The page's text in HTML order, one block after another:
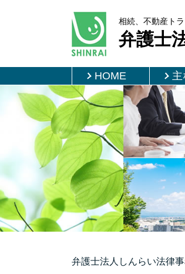
相続、不動産ト
弁護士
HOME
弁護士法人しんらい法律